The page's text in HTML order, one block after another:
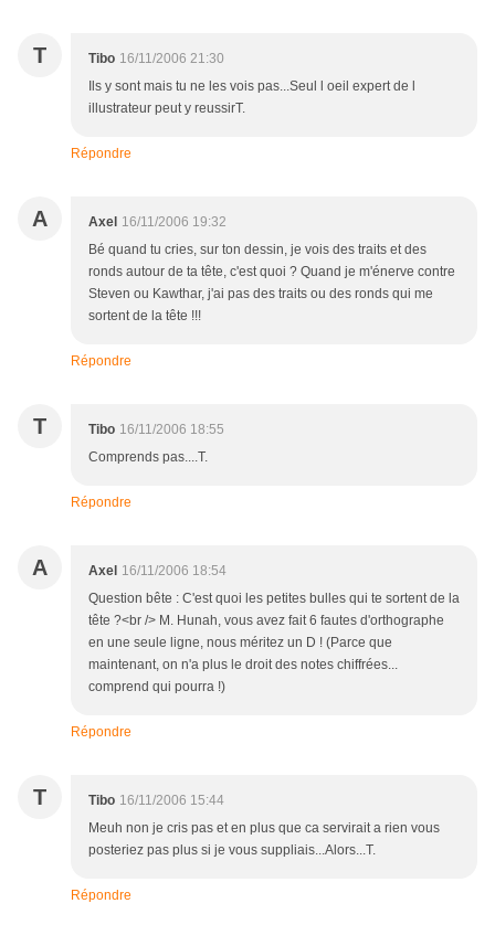
T Tibo 16/11/2006 21:30
Ils y sont mais tu ne les vois pas...Seul l oeil expert de l
illustrateur peut y reussirT.
Répondre
A Axel 16/11/2006 19:32
Bé quand tu cries, sur ton dessin, je vois des traits et des
ronds autour de ta tête, c'est quoi ? Quand je m'énerve contre
Steven ou Kawthar, j'ai pas des traits ou des ronds qui me
sortent de la tête !!!
Répondre
T Tibo 16/11/2006 18:55
Comprends pas....T.
Répondre
A Axel 16/11/2006 18:54
Question bête : C'est quoi les petites bulles qui te sortent de la
tête ?<br /> M. Hunah, vous avez fait 6 fautes d'orthographe
en une seule ligne, nous méritez un D ! (Parce que
maintenant, on n'a plus le droit des notes chiffrées...
comprend qui pourra !)
Répondre
T Tibo 16/11/2006 15:44
Meuh non je cris pas et en plus que ca servirait a rien vous
posteriez pas plus si je vous suppliais...Alors...T.
Répondre